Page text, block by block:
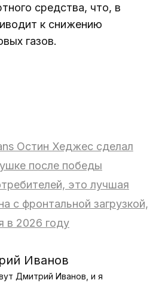
средства, что, в
к снижению
газов.
Остин Хеджес сделал
после победы
это лучшая
с фронтальной загрузкой,
в 2026 году
Иванов
Дмитрий Иванов, и я